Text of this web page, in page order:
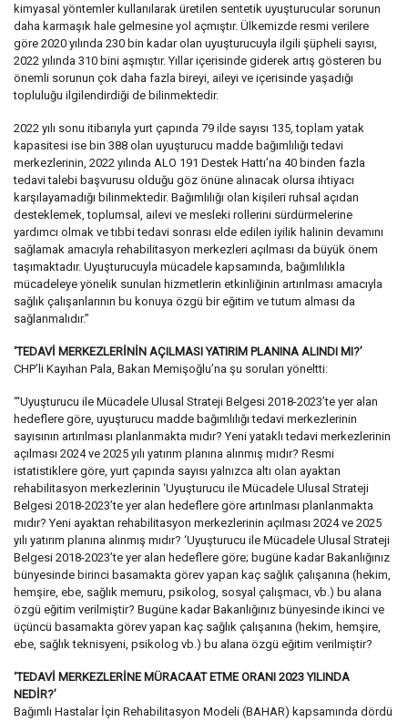
kimyasal yöntemler kullanılarak üretilen sentetik uyuşturucular sorunun
daha karmaşık hale gelmesine yol açmıştır. Ülkemizde resmi verilere
göre 2020 yılında 230 bin kadar olan uyuşturucuyla ilgili şüpheli sayısı,
2022 yılında 310 bini aşmıştır. Yıllar içerisinde giderek artış gösteren bu
önemli sorunun çok daha fazla bireyi, aileyi ve içerisinde yaşadığı
topluluğu ilgilendirdiği de bilinmektedir.
2022 yılı sonu itibarıyla yurt çapında 79 ilde sayısı 135, toplam yatak
kapasitesi ise bin 388 olan uyuşturucu madde bağımlılığı tedavi
merkezlerinin, 2022 yılında ALO 191 Destek Hattı’na 40 binden fazla
tedavi talebi başvurusu olduğu göz önüne alınacak olursa ihtiyacı
karşılayamadığı bilinmektedir. Bağımlılığı olan kişileri ruhsal açıdan
desteklemek, toplumsal, ailevi ve mesleki rollerini sürdürmelerine
yardımcı olmak ve tıbbi tedavi sonrası elde edilen iyilik halinin devamını
sağlamak amacıyla rehabilitasyon merkezleri açılması da büyük önem
taşımaktadır. Uyuşturucuyla mücadele kapsamında, bağımlılıkla
mücadeleye yönelik sunulan hizmetlerin etkinliğinin artırılması amacıyla
sağlık çalışanlarının bu konuya özgü bir eğitim ve tutum alması da
sağlanmalıdır.”
‘TEDAVİ MERKEZLERİNİN AÇILMASI YATIRIM PLANINA ALINDI MI?’
CHP’li Kayıhan Pala, Bakan Memişoğlu’na şu soruları yöneltti:
“‘Uyuşturucu ile Mücadele Ulusal Strateji Belgesi 2018-2023’te yer alan
hedeflere göre, uyuşturucu madde bağımlılığı tedavi merkezlerinin
sayısının artırılması planlanmakta mıdır? Yeni yataklı tedavi merkezlerinin
açılması 2024 ve 2025 yılı yatırım planına alınmış mıdır? Resmi
istatistiklere göre, yurt çapında sayısı yalnızca altı olan ayaktan
rehabilitasyon merkezlerinin ‘Uyuşturucu ile Mücadele Ulusal Strateji
Belgesi 2018-2023’te yer alan hedeflere göre artırılması planlanmakta
mıdır? Yeni ayaktan rehabilitasyon merkezlerinin açılması 2024 ve 2025
yılı yatırım planına alınmış mıdır? ‘Uyuşturucu ile Mücadele Ulusal Strateji
Belgesi 2018-2023’te yer alan hedeflere göre; bugüne kadar Bakanlığınız
bünyesinde birinci basamakta görev yapan kaç sağlık çalışanına (hekim,
hemşire, ebe, sağlık memuru, psikolog, sosyal çalışmacı, vb.) bu alana
özgü eğitim verilmiştir? Bugüne kadar Bakanlığınız bünyesinde ikinci ve
üçüncü basamakta görev yapan kaç sağlık çalışanına (hekim, hemşire,
ebe, sağlık teknisyeni, psikolog vb.) bu alana özgü eğitim verilmiştir?
‘TEDAVİ MERKEZLERİNE MÜRACAAT ETME ORANI 2023 YILINDA
NEDİR?’
Bağımlı Hastalar İçin Rehabilitasyon Modeli (BAHAR) kapsamında dördü